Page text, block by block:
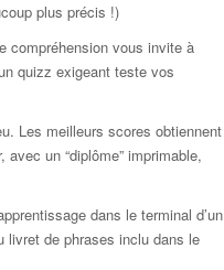
plus précis !)
compréhension vous invite à
quizz exigeant teste vos
Les meilleurs scores obtiennent
avec un “diplôme” imprimable,
dans le terminal d’un
livret de phrases inclu dans le